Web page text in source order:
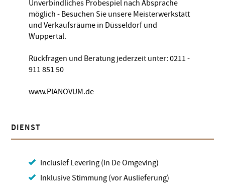
Unverbindliches Probespiel nach Absprache
möglich - Besuchen Sie unsere Meisterwerkstatt
und Verkaufsräume in Düsseldorf und
Wuppertal.
Rückfragen und Beratung jederzeit unter: 0211 -
911 851 50
www.PIANOVUM.de
DIENST
Inclusief Levering (In De Omgeving)
Inklusive Stimmung (vor Auslieferung)